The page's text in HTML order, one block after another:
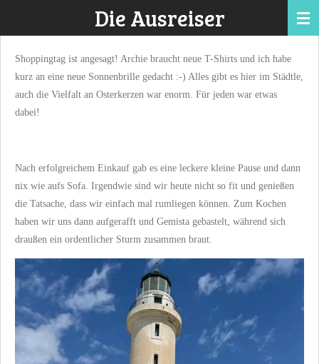
Die Ausreiser
Shoppingtag ist angesagt! Archie braucht neue T-Shirts und ich habe
kurz an eine neue Sonnenbrille gedacht :-) Alles gibt es hier im Städtle,
auch die Vielfalt an Osterkerzen war enorm. Für jeden war etwas
dabei!
Nach erfolgreichem Einkauf gab es eine leckere kleine Pause und dann
nix wie aufs Sofa. Irgendwie sind wir heute nicht so fit und genießen
die Tatsache, dass wir einfach mal rumliegen können. Zum Kochen
haben wir uns dann aufgerafft und Gemista gebastelt, während sich
draußen ein ordentlicher Sturm zusammen braut.